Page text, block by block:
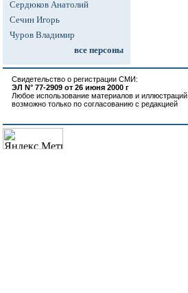
Сердюков Анатолий
Сечин Игорь
Чуров Владимир
все персоны
Свидетельство о регистрации СМИ:
ЭЛ N° 77-2909 от 26 июня 2000 г
Любое использование материалов и иллюстраций
возможно только по согласованию с редакцией